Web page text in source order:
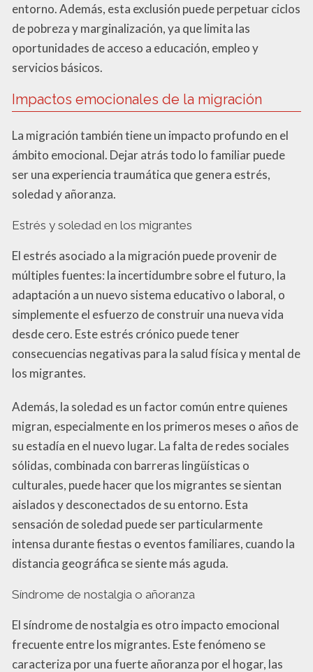
entorno. Además, esta exclusión puede perpetuar ciclos
de pobreza y marginalización, ya que limita las
oportunidades de acceso a educación, empleo y
servicios básicos.
Impactos emocionales de la migración
La migración también tiene un impacto profundo en el
ámbito emocional. Dejar atrás todo lo familiar puede
ser una experiencia traumática que genera estrés,
soledad y añoranza.
Estrés y soledad en los migrantes
El estrés asociado a la migración puede provenir de
múltiples fuentes: la incertidumbre sobre el futuro, la
adaptación a un nuevo sistema educativo o laboral, o
simplemente el esfuerzo de construir una nueva vida
desde cero. Este estrés crónico puede tener
consecuencias negativas para la salud física y mental de
los migrantes.
Además, la soledad es un factor común entre quienes
migran, especialmente en los primeros meses o años de
su estadía en el nuevo lugar. La falta de redes sociales
sólidas, combinada con barreras lingüísticas o
culturales, puede hacer que los migrantes se sientan
aislados y desconectados de su entorno. Esta
sensación de soledad puede ser particularmente
intensa durante fiestas o eventos familiares, cuando la
distancia geográfica se siente más aguda.
Síndrome de nostalgia o añoranza
El síndrome de nostalgia es otro impacto emocional
frecuente entre los migrantes. Este fenómeno se
caracteriza por una fuerte añoranza por el hogar, las